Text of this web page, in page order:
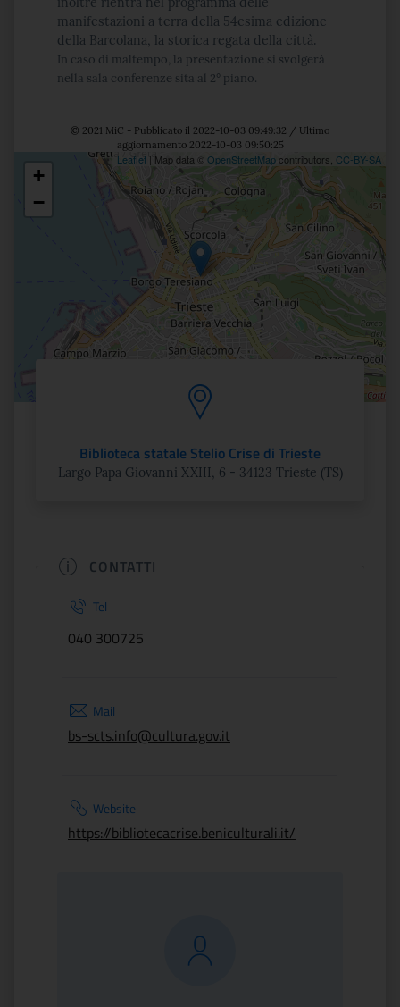
manifestazioni a terra della 54esima edizione
della Barcolana, la storica regata della città.
In caso di maltempo, la presentazione si svolgerà
nella sala conferenze sita al 2° piano.
© 2021 MiC - Pubblicato il 2022-10-03 09:49:32 / Ultimo
aggiornamento 2022-10-03 09:50:25
Posizione
+
−
Leaflet | Map data © OpenStreetMapcontributors, CC-BY-SA
Biblioteca statale Stelio Crise di Trieste
Largo Papa Giovanni XXIII, 6 - 34123 Trieste (TS)
CONTATTI
Tel
040 300725
Mail
bs-scts.info@cultura.gov.it
Website
https://bibliotecacrise.beniculturali.it/